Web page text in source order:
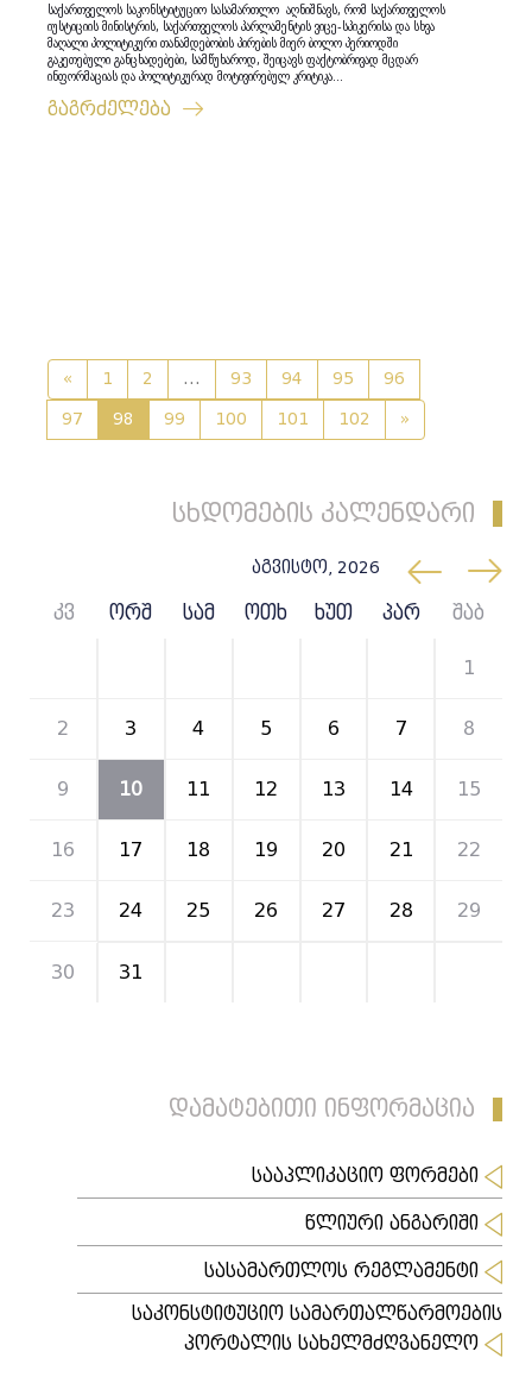
საქართველოს საკონსტიტუციო სასამართლო აღნიშნავს, რომ საქართველოს
იუსტიციის მინისტრის, საქართველოს პარლამენტის ვიცე-სპიკერისა და სხვა
მაღალი პოლიტიკური თანამდებობის პირების მიერ ბოლო პერიოდში
გაკეთებული განცხადებები, სამწუხაროდ, შეიცავს ფაქტობრივად მცდარ
ინფორმაციას და პოლიტიკურად მოტივირებულ კრიტიკა...
გაგრძელება
« 1 2 ... 93 94 95
96
97
98 99 100 101 102 »
სხდომების კალენდარი
აგვისტო, 2026
კვ ორშ სამ ოთხ ხუთ პარ შაბ
1
2 3 4 5 6 7 8
9 10 11 12 13 14 15
16 17 18 19 20 21 22
23 24 25 26 27 28 29
30 31
დამატებითი ინფორმაცია
სააპლიკაციო ფორმები
წლიური ანგარიში
სასამართლოს რეგლამენტი
საკონსტიტუციო სამართალწარმოების
პორტალის სახელმძღვანელო